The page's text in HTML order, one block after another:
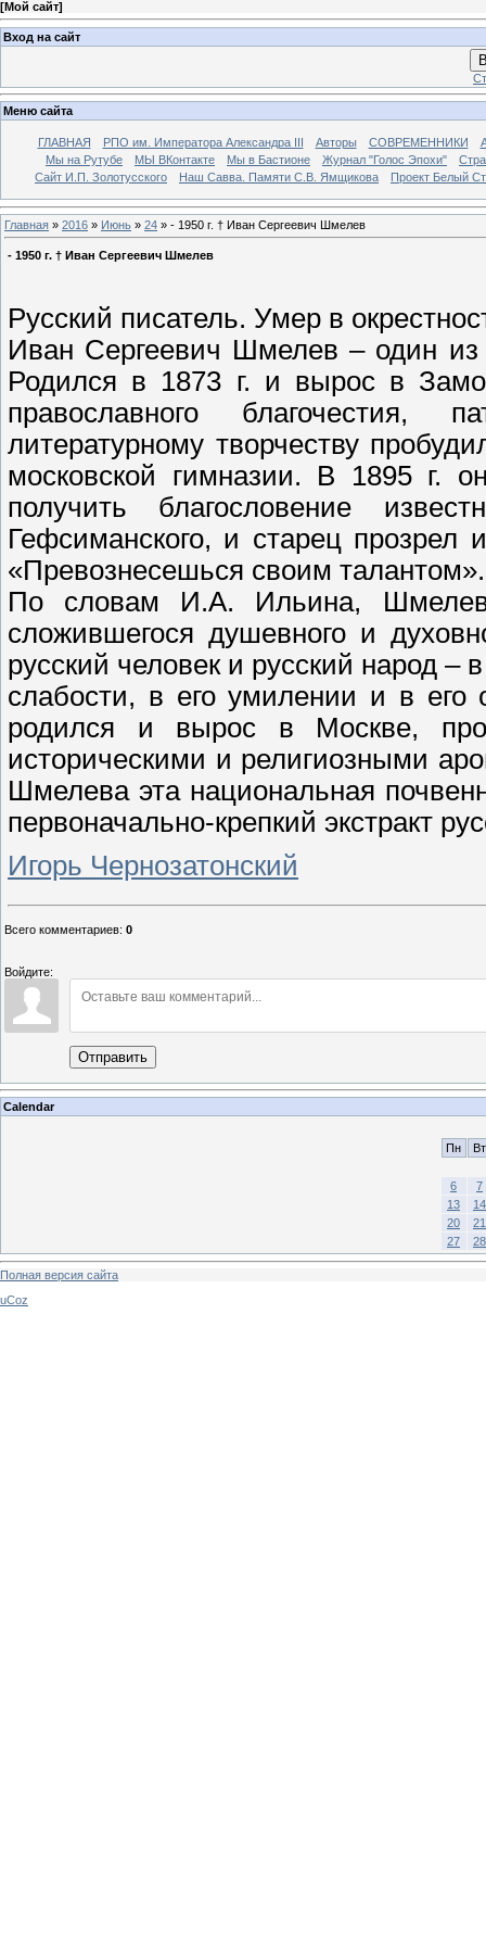
[Мой сайт]
Вход на сайт
Меню сайта
ГЛАВНАЯ РПО им. Императора Александра III Авторы СОВРЕМЕННИКИ
Мы на Рутубе
МЫ ВКонтакте Мы в Бастионе Журнал "Голос Эпохи"
Сайт И.П. Золотусского
Наш Савва. Памяти С.В. Ямщикова Проект Белый
Главная » 2016 » Июнь » 24 » - 1950 г. † Иван Сергеевич Шмелев
- 1950 г. † Иван Сергеевич Шмелев
Русский писатель. Умер в
Иван Сергеевич Шмелев – один
Родился в 1873 г. и вырос в
православного благочестия,
литературному творчеству
московской гимназии. В 1895 г.
получить благословение
Гефсиманского, и старец прозрел
«Превознесешься своим талантом».
По словам И.А. Ильина, Шмелев -
сложившегося душевного и
русский человек и русский народ –
слабости, в его умилении и в
родился и вырос в Москве,
историческими и религиозными
Шмелева эта национальная
первоначально-крепкий экстракт
Игорь Чернозатонский
Всего комментариев: 0
Войдите:
Отправить
Calendar
Пн Вт
6
7
13
14
20
21
27
28
Полная версия сайта
uCoz